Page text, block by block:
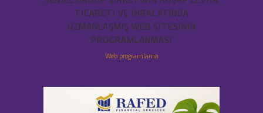
TICARETI VE IHRACATINDA
UZMANLAŞMIŞ WEB SITESININ
PROGRAMLANMASI
Web programlama